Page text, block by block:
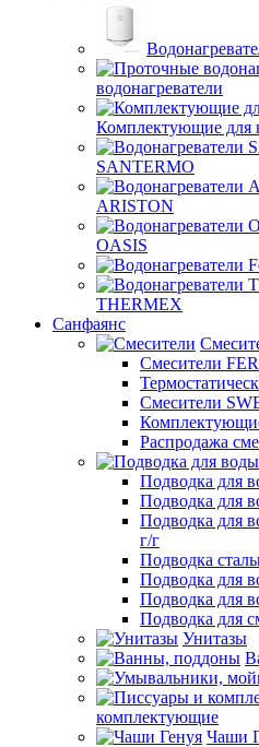
водонагреватели
Комплектующие для
SANTERMO
ARISTON
OASIS
THERMEX
Санфаянс
Смесители
Смесители
Распродажа
Подводка для
Подводка для
Подводка для
г/г
Подводка
Подводка для
Подводка для
Подводка для
Унитазы
комплектующие
Чаши